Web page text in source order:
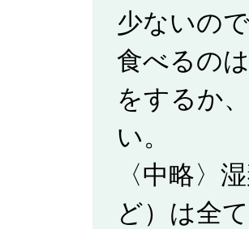
少ないの
食べるの
をするか
い。
〈中略〉
ど）は全